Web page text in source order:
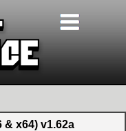
& x64) v1.62a